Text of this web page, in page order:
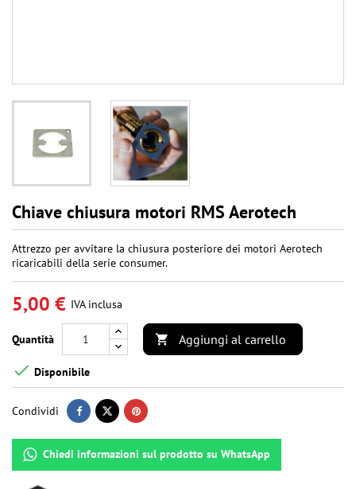
Chiave chiusura motori RMS Aerotech
Attrezzo per avvitare la chiusura posteriore dei motori Aerotech
ricaricabili della serie consumer.
5,00 € IVA inclusa
Quantità  Aggiungi al carrello
 Disponibile
Condividi
Chiedi informazioni sul prodotto su WhatsApp